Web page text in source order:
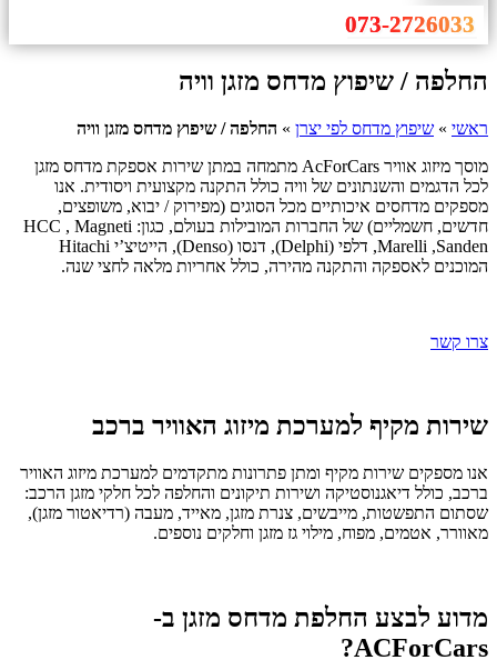
073-2726033
החלפה / שיפוץ מדחס מזגן וויה
ראשי » שיפוץ מדחס לפי יצרן » החלפה / שיפוץ מדחס מזגן וויה
מוסך מיזוג אוויר AcForCars מתמחה במתן שירות אספקת מדחס מזגן
לכל הדגמים והשנתונים של וויה כולל התקנה מקצועית ויסודית. אנו
מספקים מדחסים איכותיים מכל הסוגים (מפירוק / יבוא, משופצים,
חדשים, חשמליים) של החברות המובילות בעולם, כגון: HCC , Magneti
Marelli ,Sanden, דלפי (Delphi), דנסו (Denso), הייטיצ’י Hitachi
המוכנים לאספקה והתקנה מהירה, כולל אחריות מלאה לחצי שנה.
צרו קשר
שירות מקיף למערכת מיזוג האוויר ברכב
אנו מספקים שירות מקיף ומתן פתרונות מתקדמים למערכת מיזוג האוויר
ברכב, כולל דיאגנוסטיקה ושירות תיקונים והחלפה לכל חלקי מזגן הרכב:
שסתום התפשטות, מייבשים, צנרת מזגן, מאייד, מעבה (רדיאטור מזגן),
מאוורר, אטמים, מפוח, מילוי גז מזגן וחלקים נוספים.
מדוע לבצע החלפת מדחס מזגן ב-
ACForCars?